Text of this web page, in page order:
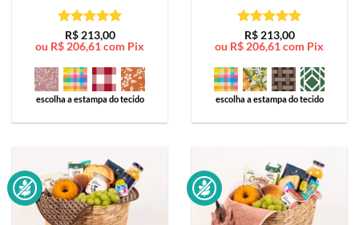
Avaliação5
de 5
R$213,00
ou R$ 206,61 com Pix
escolha a estampa do tecido
Avaliação5
de 5
R$213,00
ou R$ 206,61 com Pix
escolha a estampa do tecido